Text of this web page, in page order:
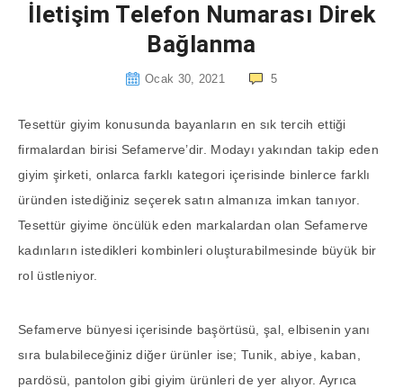
İletişim Telefon Numarası Direk
Bağlanma
Ocak 30, 2021 5
Tesettür giyim konusunda bayanların en sık tercih ettiği
firmalardan birisi Sefamerve’dir. Modayı yakından takip eden
giyim şirketi, onlarca farklı kategori içerisinde binlerce farklı
üründen istediğiniz seçerek satın almanıza imkan tanıyor.
Tesettür giyime öncülük eden markalardan olan Sefamerve
kadınların istedikleri kombinleri oluşturabilmesinde büyük bir
rol üstleniyor.
Sefamerve bünyesi içerisinde başörtüsü, şal, elbisenin yanı
sıra bulabileceğiniz diğer ürünler ise; Tunik, abiye, kaban,
pardösü, pantolon gibi giyim ürünleri de yer alıyor. Ayrıca